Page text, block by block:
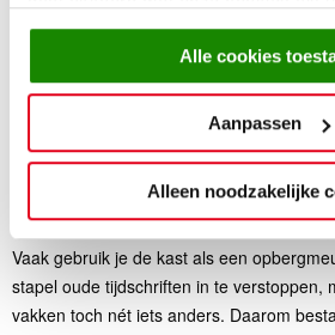
gebruiken.
Alle cookies
Aanpassen
Alleen noodzakelijke
Een ruimtelijke half open kast
Een half open kast mag niet ontbreken in
Vaak gebruik je de kast als een
stapel oude tijdschriften in te verstoppen,
vakken toch nét iets anders. Daarom